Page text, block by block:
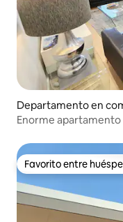
Departamento en
elaide
Enorme
Favorito entre
Favorito entre